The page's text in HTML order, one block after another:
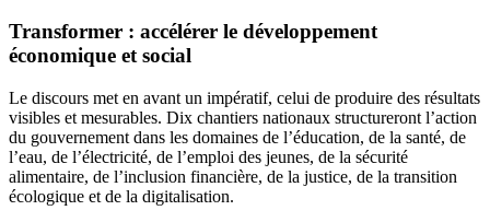
Transformer : accélérer le développement
économique et social
Le discours met en avant un impératif, celui de produire des résultats
visibles et mesurables. Dix chantiers nationaux structureront l’action
du gouvernement dans les domaines de l’éducation, de la santé, de
l’eau, de l’électricité, de l’emploi des jeunes, de la sécurité
alimentaire, de l’inclusion financière, de la justice, de la transition
écologique et de la digitalisation.